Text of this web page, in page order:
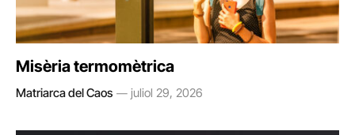
Misèria termomètrica
Matriarca del Caos juliol 29, 2026